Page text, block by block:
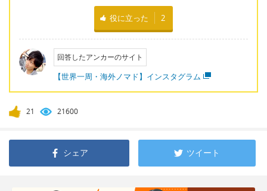
役に立った 2
回答したアンカーのサイト
【世界一周・海外ノマド】インスタグラム
21 21600
シェア ツイート